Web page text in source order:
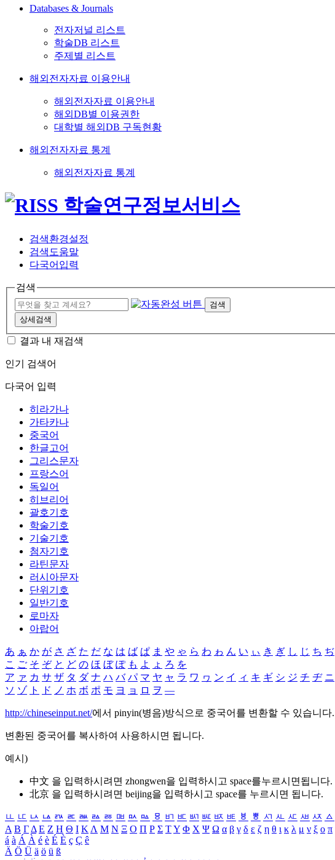
Databases & Journals
전자저널 리스트
학술DB 리스트
주제별 리스트
해외전자자료 이용안내
해외전자자료 이용안내
해외DB별 이용권한
대학별 해외DB 구독현황
해외전자자료 통계
해외전자자료 통계
검색환경설정
검색도움말
다국어입력
검색
검색
상세검색
결과 내 재검색
인기 검색어
다국어 입력
히라가나
가타카나
중국어
한글고어
그리스문자
프랑스어
독일어
히브리어
괄호기호
학술기호
기술기호
첨자기호
라틴문자
러시아문자
단위기호
일반기호
로마자
아랍어
あ ぁ か が さ ざ た だ な は ば ぱ ま や ゃ ら わ ゎ ん い ぃ き ぎ し じ ち ぢ
こ ご そ ぞ と ど の ほ ぼ ぽ も よ ょ ろ を
ア ァ カ サ ザ タ ダ ナ ハ バ パ マ ヤ ャ ラ ワ ヮ ン イ ィ キ ギ シ ジ チ ヂ ニ
ソ ゾ ト ド ノ ホ ボ ポ モ ヨ ョ ロ ヲ ―
http://chineseinput.net/에서 pinyin(병음)방식으로 중국어를 변환할 수 있습니다.
변환된 중국어를 복사하여 사용하시면 됩니다.
예시)
中文 을 입력하시려면 zhongwen을 입력하시고 space를누르시면됩니다.
北京 을 입력하시려면 beijing을 입력하시고 space를 누르시면 됩니다.
ㅥ ㅦ ㅧ ㅨ ㅩ ㅪ ㅫ ㅬ ㅭ ㅮ ㅯ ㅰ ㅱ ㅲ ㅳ ㅴ ㅵ ㅶ ㅷ ㅸ ㅹ ㅺ ㅻ ㅼ ㅽ ㅾ ㅿ
Α Β ΓΔ Ε Ζ Η Θ Ι ΚΛ Μ Ν Ξ Ο Π Ρ Σ ΤΥ Φ Χ Ψ Ω α β γ δ ε ζ η θ ι κ λ μ ν ξ ο π
á à Á À é è É È ç Ç ê
Ä Ö Ü ä ö ü ß